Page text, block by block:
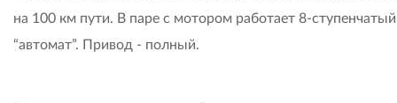
на 100 км пути. В паре с мотором работает 8-ступенчатый
“автомат”. Привод - полный.